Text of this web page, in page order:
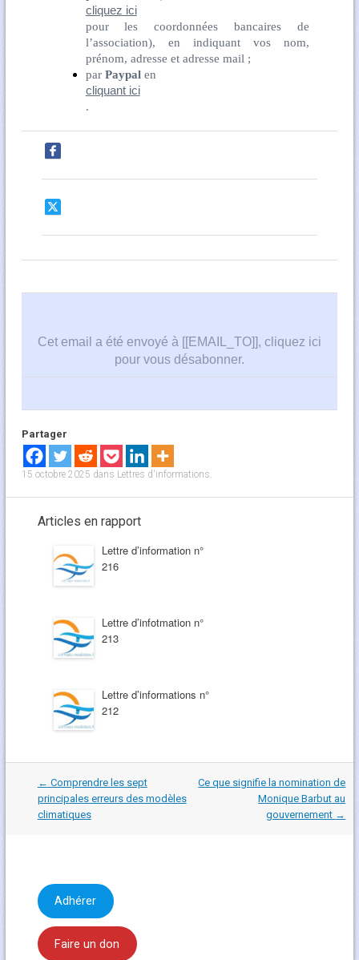
cliquez ici
pour les coordonnées bancaires de
l’association), en indiquant vos nom,
prénom, adresse et adresse mail ;
par Paypal en
cliquant ici
.
Cet email a été envoyé à [[EMAIL_TO]], cliquez ici
pour vous désabonner.
Partager
15 octobre 2025 dans Lettres d'informations.
Articles en rapport
Lettre d’information n°
216
Lettre d’infotmation n°
213
Lettre d’informations n°
212
Navigation
dans
les
articles
← Comprendre les sept
principales erreurs des modèles
climatiques
Ce que signifie la nomination de
Monique Barbut au
gouvernement →
Adhérer
Faire un don